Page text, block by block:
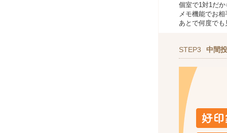
個室で1対1だ
メモ機能でお
あとで何度で
STEP3 中間